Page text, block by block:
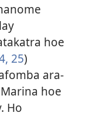
hoe
25)
ara-
hoe
Ho